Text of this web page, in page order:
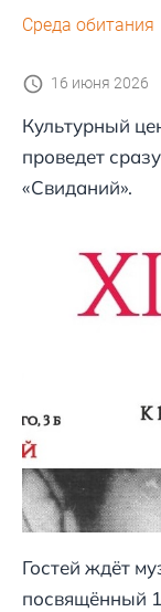
Среда обитания
16 июня 2026
Культурный
проведет
«Свиданий».
Гостей ждёт
посвящённый